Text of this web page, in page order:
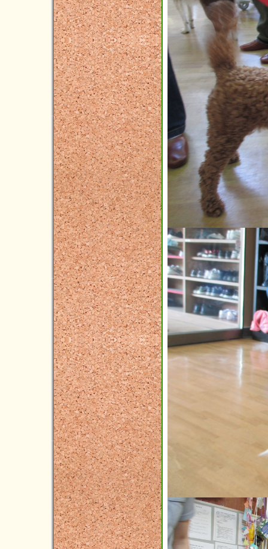
2024年01月(6)
2023年12月(4)
2023年11月(11)
2023年10月(8)
2023年09月(3)
2023年08月(3)
2023年07月(5)
2023年06月(4)
2023年05月(4)
2023年04月(5)
2023年03月(3)
2023年02月(5)
2023年01月(4)
2022年12月(7)
2022年11月(7)
2022年10月(8)
2022年09月(5)
2022年08月(4)
2022年07月(3)
2022年06月(4)
2022年05月(3)
2022年04月(5)
2022年03月(1)
2022年02月(3)
2022年01月(2)
2021年12月(5)
2021年11月(3)